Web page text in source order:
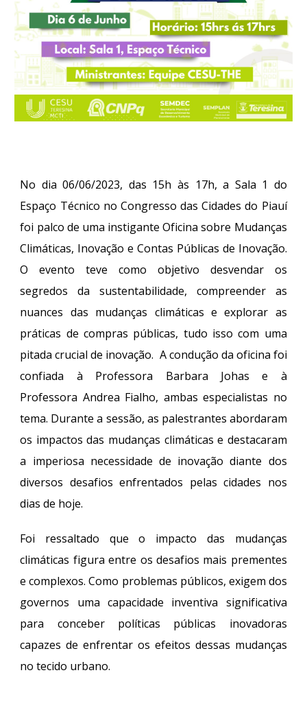
No dia 06/06/2023, das 15h às 17h, a Sala 1 do
Espaço Técnico no Congresso das Cidades do Piauí
foi palco de uma instigante Oficina sobre Mudanças
Climáticas, Inovação e Contas Públicas de Inovação.
O evento teve como objetivo desvendar os
segredos da sustentabilidade, compreender as
nuances das mudanças climáticas e explorar as
práticas de compras públicas, tudo isso com uma
pitada crucial de inovação. A condução da oficina foi
confiada à Professora Barbara Johas e à
Professora Andrea Fialho, ambas especialistas no
tema. Durante a sessão, as palestrantes abordaram
os impactos das mudanças climáticas e destacaram
a imperiosa necessidade de inovação diante dos
diversos desafios enfrentados pelas cidades nos
dias de hoje.
Foi ressaltado que o impacto das mudanças
climáticas figura entre os desafios mais prementes
e complexos. Como problemas públicos, exigem dos
governos uma capacidade inventiva significativa
para conceber políticas públicas inovadoras
capazes de enfrentar os efeitos dessas mudanças
no tecido urbano.